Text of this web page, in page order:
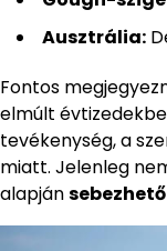
Ausztrália:
Fontos
elmúlt
tevékenység, a
miatt. Jelenleg
alapjánsebezhető